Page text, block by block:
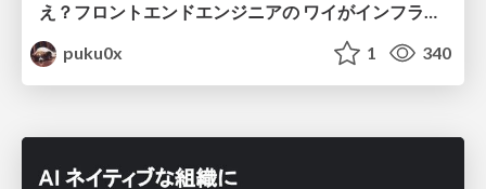
え？フロントエンドエンジニアの ワイがインフラも！？
puku0x
1 340